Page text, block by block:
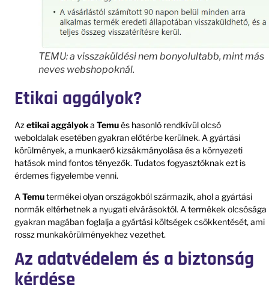
TEMU: a visszaküldési nem bonyolultabb, mint más
neves webshopoknál.
Etikai aggályok?
Az etikai aggályoka Temués hasonló rendkívül olcsó
weboldalak esetében gyakran előtérbe kerülnek. A gyártási
körülmények, a munkaerő kizsákmányolása és a környezeti
hatások mind fontos tényezők. Tudatos fogyasztóknak ezt is
érdemes figyelembe venni.
ATemutermékei olyan országokból származik, ahol a gyártási
normák eltérhetnek a nyugati elvárásoktól. A termékek olcsósága
gyakran magában foglalja a gyártási költségek csökkentését, ami
rossz munkakörülményekhez vezethet.
Az adatvédelem és a biztonság
kérdése